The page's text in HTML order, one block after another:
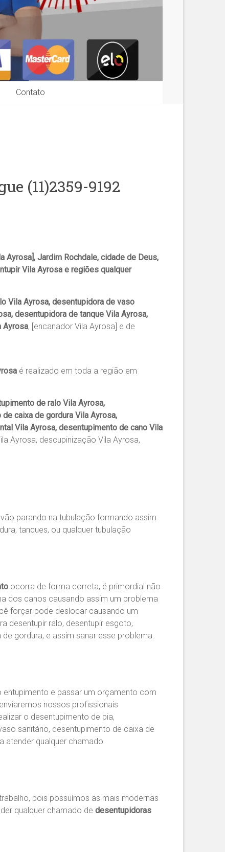
Contato
(11)2359-9192
Ayrosa], Jardim Rochdale, cidade de Deus,
Vila Ayrosa e regiões qualquer
Vila Ayrosa, desentupidora de vaso
desentupidora de tanque Vila Ayrosa,
Ayrosa, [encanador Vila Ayrosa] e de
é realizado em toda a região em
de ralo Vila Ayrosa,
caixa de gordura Vila Ayrosa,
Vila Ayrosa, desentupimento de cano Vila
Ayrosa, descupinização Vila Ayrosa,
parando na tubulação formando assim
tanques, ou qualquer tubulação
ocorra de forma correta, é primordial não
dos canos causando assim um problema
forçar pode deslocar causando um
desentupir ralo, desentupir esgoto,
gordura, e assim sanar esse problema.
entupimento e passar um orçamento com
nossos profissionais
o desentupimento de pia,
sanitário, desentupimento de caixa de
atender qualquer chamado
pois possuímos as mais modernas
qualquer chamado de desentupidoras